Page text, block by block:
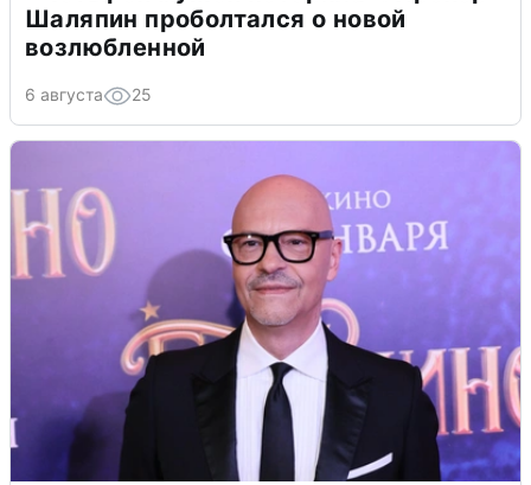
Шаляпин проболтался о новой
возлюбленной
6 августа 25